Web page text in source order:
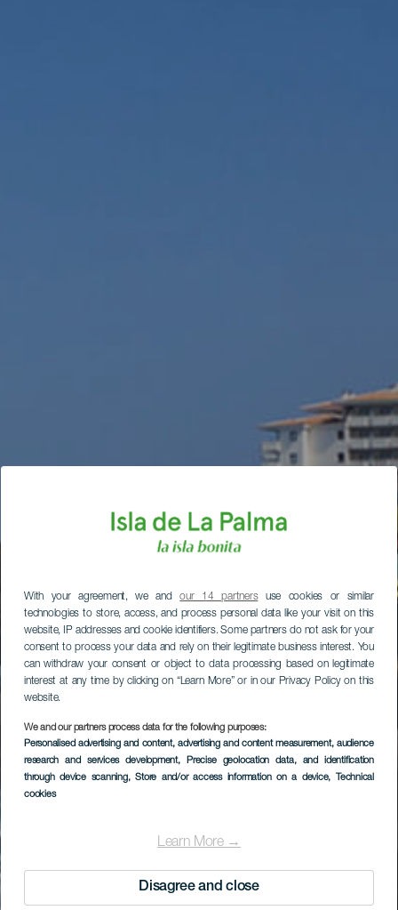
With your agreement, we andour 14 partnersuse cookies or similar
technologies to store, access, and process personal data like your visit on this
website, IP addresses and cookie identifiers. Some partners do not ask for your
consent to process your data and rely on their legitimate business interest. You
can withdraw your consent or object to data processing based on legitimate
interest at any time by clicking on “Learn More” or in our Privacy Policy on this
website.
We and our partners process data for the following purposes:
Personalised advertising and content, advertising and content measurement, audience
research and services development, Precise geolocation data, and identification
through device scanning, Store and/or access information on a device, Technical
cookies
Learn More →
Disagree and close